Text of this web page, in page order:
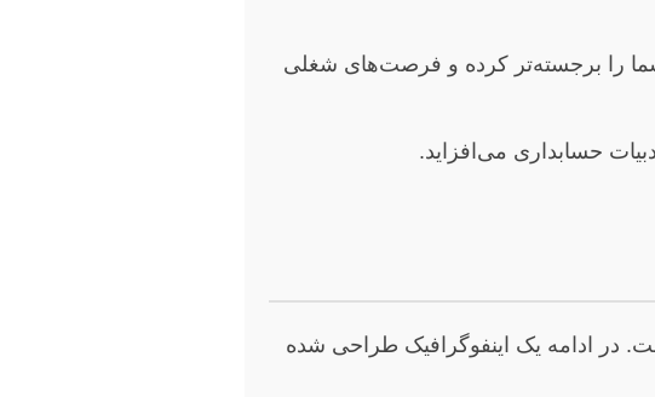
شما را برجسته‌تر کرده و فرصت‌های شغلی
حسابداری می‌افزاید.
در ادامه یک اینفوگرافیک طراحی شده